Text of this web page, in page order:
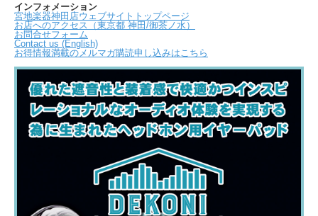
インフォメーション
宮地楽器神田店ウェブサイトトップページ
お店へのアクセス（東京都 神田/御茶ノ水）
お問合せフォーム
Contact us (English)
お得情報満載のメルマガ購読申し込みはこちら